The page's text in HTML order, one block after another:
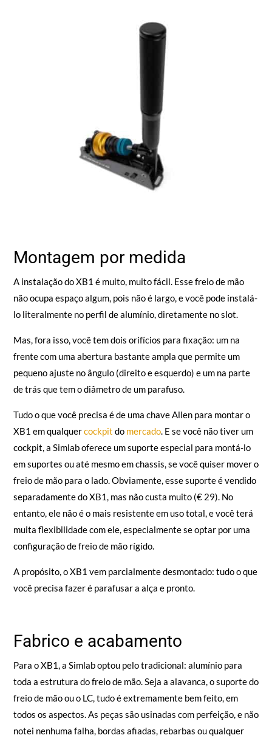
Montagem por medida
A instalação do XB1 é muito, muito fácil. Esse freio de mão
não ocupa espaço algum, pois não é largo, e você pode instalá-
lo literalmente no perfil de alumínio, diretamente no slot.
Mas, fora isso, você tem dois orifícios para fixação: um na
frente com uma abertura bastante ampla que permite um
pequeno ajuste no ângulo (direito e esquerdo) e um na parte
de trás que tem o diâmetro de um parafuso.
Tudo o que você precisa é de uma chave Allen para montar o
XB1 em qualquercockpit do mercado. E se você não tiver um
cockpit, a Simlab oferece um suporte especial para montá-lo
em suportes ou até mesmo em chassis, se você quiser mover o
freio de mão para o lado. Obviamente, esse suporte é vendido
separadamente do XB1, mas não custa muito (€ 29). No
entanto, ele não é o mais resistente em uso total, e você terá
muita flexibilidade com ele, especialmente se optar por uma
configuração de freio de mão rígido.
A propósito, o XB1 vem parcialmente desmontado: tudo o que
você precisa fazer é parafusar a alça e pronto.
Fabrico e acabamento
Para o XB1, a Simlab optou pelo tradicional: alumínio para
toda a estrutura do freio de mão. Seja a alavanca, o suporte do
freio de mão ou o LC, tudo é extremamente bem feito, em
todos os aspectos. As peças são usinadas com perfeição, e não
notei nenhuma falha, bordas afiadas, rebarbas ou qualquer